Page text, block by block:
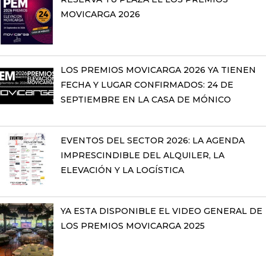
MOVICARGA 2026
LOS PREMIOS MOVICARGA 2026 YA TIENEN
FECHA Y LUGAR CONFIRMADOS: 24 DE
SEPTIEMBRE EN LA CASA DE MÓNICO
EVENTOS DEL SECTOR 2026: LA AGENDA
IMPRESCINDIBLE DEL ALQUILER, LA
ELEVACIÓN Y LA LOGÍSTICA
YA ESTA DISPONIBLE EL VIDEO GENERAL DE
LOS PREMIOS MOVICARGA 2025